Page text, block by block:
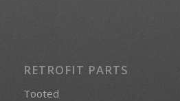
RETROFIT PARTS
Tooted